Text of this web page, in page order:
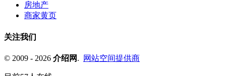
房地产
商家黄页
关注我们
© 2009 - 2026 介绍网. 网站空间提供商